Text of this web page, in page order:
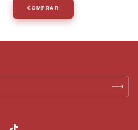
COMPRAR